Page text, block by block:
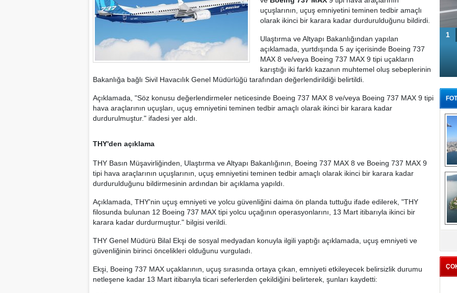
uçuşlarının, uçuş emniyetini teminen tedbir amaçlı
olarak ikinci bir karara kadar durdurulduğunu bildirdi.
Ulaştırma ve Altyapı Bakanlığından yapılan
açıklamada, yurtdışında 5 ay içerisinde Boeing 737
MAX 8 ve/veya Boeing 737 MAX 9 tipi uçakların
karıştığı iki farklı kazanın muhtemel oluş sebeplerinin
Bakanlığa bağlı Sivil Havacılık Genel Müdürlüğü tarafından değerlendirildiği belirtildi.
Açıklamada, "Söz konusu değerlendirmeler neticesinde Boeing 737 MAX 8 ve/veya Boeing 737 MAX 9 tipi
hava araçlarının uçuşları, uçuş emniyetini teminen tedbir amaçlı olarak ikinci bir karara kadar
durdurulmuştur." ifadesi yer aldı.
THY'den açıklama
THY Basın Müşavirliğinden, Ulaştırma ve Altyapı Bakanlığının, Boeing 737 MAX 8 ve Boeing 737 MAX 9
tipi hava araçlarının uçuşlarının, uçuş emniyetini teminen tedbir amaçlı olarak ikinci bir karara kadar
durdurulduğunu bildirmesinin ardından bir açıklama yapıldı.
Açıklamada, THY'nin uçuş emniyeti ve yolcu güvenliğini daima ön planda tuttuğu ifade edilerek, "THY
filosunda bulunan 12 Boeing 737 MAX tipi yolcu uçağının operasyonlarını, 13 Mart itibarıyla ikinci bir
karara kadar durdurmuştur." bilgisi verildi.
THY Genel Müdürü Bilal Ekşi de sosyal medyadan konuyla ilgili yaptığı açıklamada, uçuş emniyeti ve
güvenliğinin birinci öncelikleri olduğunu vurguladı.
Ekşi, Boeing 737 MAX uçaklarının, uçuş sırasında ortaya çıkan, emniyeti etkileyecek belirsizlik durumu
netleşene kadar 13 Mart itibarıyla ticari seferlerden çekildiğini belirterek, şunları kaydetti:
1